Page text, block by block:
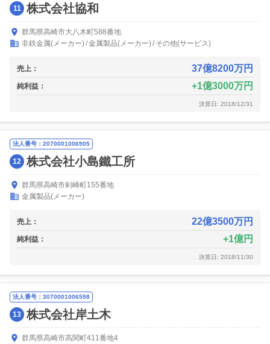
11 株式会社協和
群馬県高崎市大八木町588番地
非鉄金属(メーカー) 金属製品(メーカー) その他(サービス)
売上： 37億8200万円
純利益： 1億3000万円
決算日: 2018/12/31
法人番号：2070001006905
12 株式会社小島鐵工所
群馬県高崎市剣崎町155番地
金属製品(メーカー)
売上： 22億3500万円
純利益： 1億円
決算日: 2018/11/30
法人番号：3070001006598
13 株式会社岸土木
群馬県高崎市高関町411番地4